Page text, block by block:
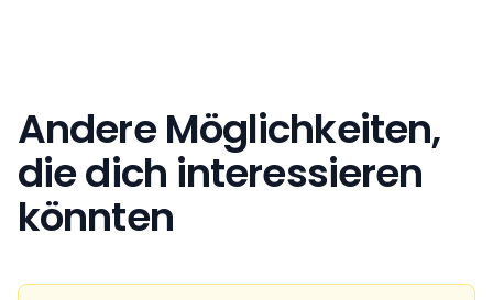
Andere Möglichkeiten,
die dich interessieren
könnten